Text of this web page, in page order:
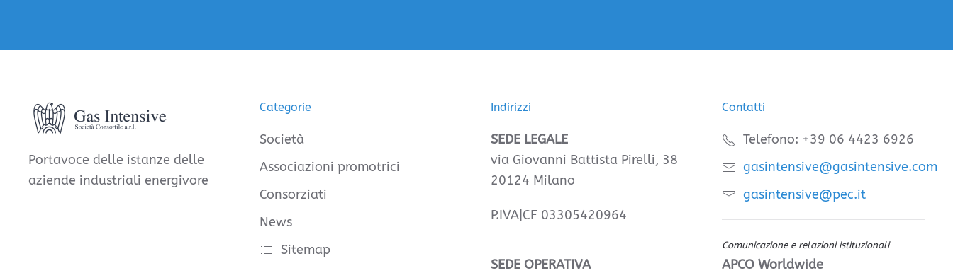
Portavoce delle istanze delle
aziende industriali energivore
Categorie
Società
Associazioni promotrici
Consorziati
News
Sitemap
Indirizzi
SEDE LEGALE
via Giovanni Battista Pirelli, 38
20124 Milano
P.IVA|CF 03305420964
SEDE OPERATIVA
Contatti
Telefono: +39 06 4423 6926
gasintensive@gasintensive.com
gasintensive@pec.it
Comunicazione e relazioni istituzionali
APCO Worldwide